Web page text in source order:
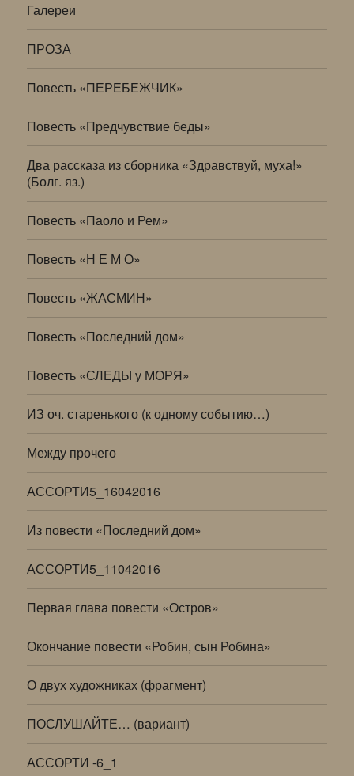
Галереи
ПРОЗА
Повесть «ПЕРЕБЕЖЧИК»
Повесть «Предчувствие беды»
Два рассказа из сборника «Здравствуй, муха!»
(Болг. яз.)
Повесть «Паоло и Рем»
Повесть «Н Е М О»
Повесть «ЖАСМИН»
Повесть «Последний дом»
Повесть «СЛЕДЫ у МОРЯ»
ИЗ оч. старенького (к одному событию…)
Между прочего
АССОРТИ5_16042016
Из повести «Последний дом»
АССОРТИ5_11042016
Первая глава повести «Остров»
Окончание повести «Робин, сын Робина»
О двух художниках (фрагмент)
ПОСЛУШАЙТЕ… (вариант)
АССОРТИ -6_1